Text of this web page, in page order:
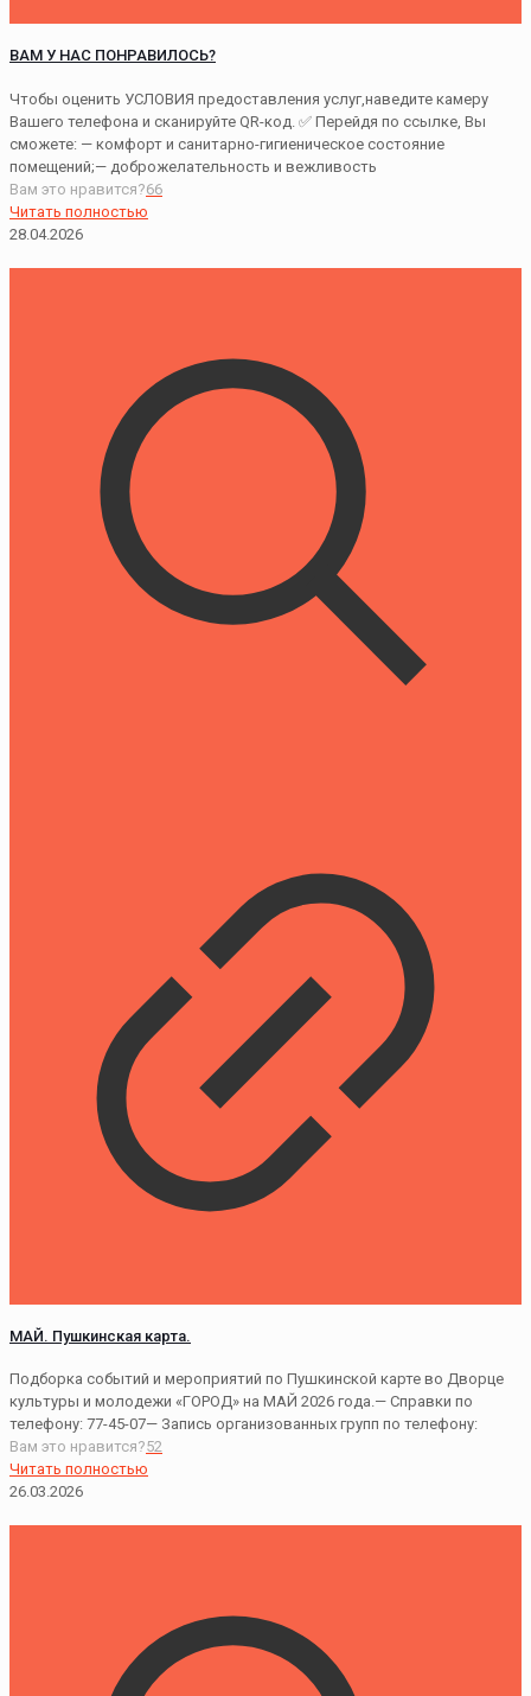
ВАМ У НАС ПОНРАВИЛОСЬ?
Чтобы оценить УСЛОВИЯ предоставления услуг,наведите камеру
Вашего телефона и сканируйте QR-код. ✅ Перейдя по ссылке, Вы
сможете: — комфорт и санитарно-гигиеническое состояние
помещений;— доброжелательность и вежливость
Вам это нравится?66
Читать полностью
28.04.2026
МАЙ. Пушкинская карта.
Подборка событий и мероприятий по Пушкинской карте во Дворце
культуры и молодежи «ГОРОД» на МАЙ 2026 года.— Справки по
телефону: 77-45-07— Запись организованных групп по телефону:
Вам это нравится?52
Читать полностью
26.03.2026